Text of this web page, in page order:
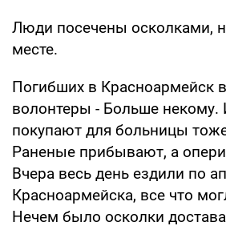
Люди посечены осколками,
месте.
Погибших в Красноармейск
волонтеры - Больше некому.
покупают для больницы
Раненые прибывают, а
Вчера весь день ездили по
Красноармейска, все что
Нечем было осколки